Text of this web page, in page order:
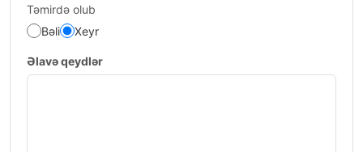
Təmirdə olub
Bəli
Xeyr
Əlavə qeydlər